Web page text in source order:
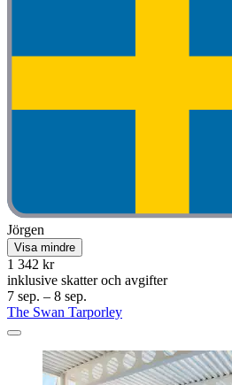
Jörgen
Visa mindre
1 342 kr
inklusive skatter och avgifter
7 sep. – 8 sep.
The Swan Tarporley